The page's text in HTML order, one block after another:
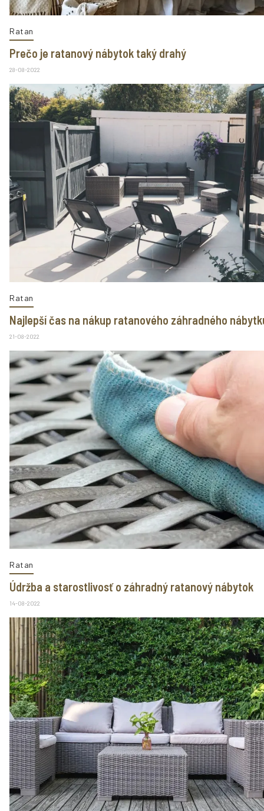
Ratan
Prečo je ratanový nábytok taký drahý
28-08-2022
Ratan
Najlepší čas na nákup ratanového záhradného
21-08-2022
Ratan
Údržba a starostlivosť o záhradný ratanový nábytok
14-08-2022